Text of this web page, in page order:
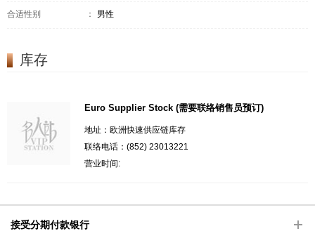
合适性别 ： 男性
库存
Euro Supplier Stock (需要联络销售员预订)
地址：欧洲快速供应链库存
联络电话：(852) 23013221
营业时间:
接受分期付款银行